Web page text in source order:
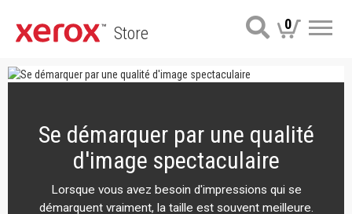
Store 0
Se démarquer par une qualité
d'image spectaculaire
Lorsque vous avez besoin d'impressions qui se
démarquent vraiment, la taille est souvent meilleure.